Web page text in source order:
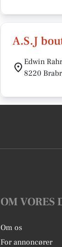
A.S.J
Edwin
8220
OM VORES
Om os
For annoncører